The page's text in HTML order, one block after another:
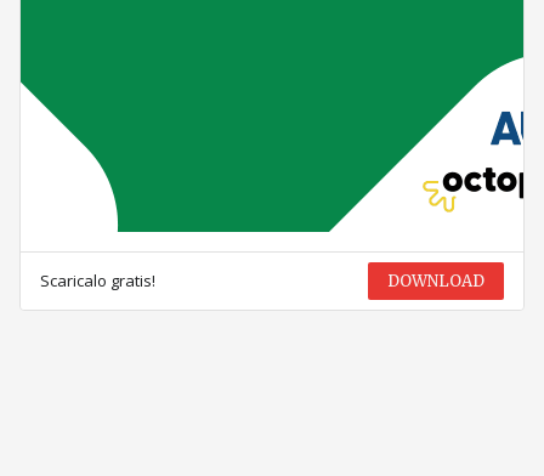
Scaricalo gratis! DOWNLOAD